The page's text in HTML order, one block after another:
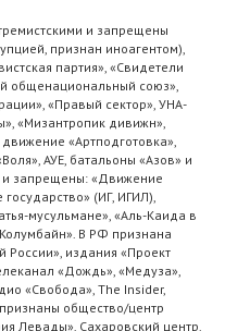
и запрещены
признан иноагентом),
партия», «Свидетели
общенациональный союз»,
«Правый сектор», УНА-
«Мизантропик дивижн»,
«Артподготовка»,
АУЕ, батальоны «Азов» и
и запрещены: «Движение
(ИГ, ИГИЛ),
мусульмане», «Аль-Каида в
В РФ признана
России», издания «Проект
«Дождь», «Медуза»,
«Свобода», The Insider,
общество/центр
Левады», Сахаровский центр.